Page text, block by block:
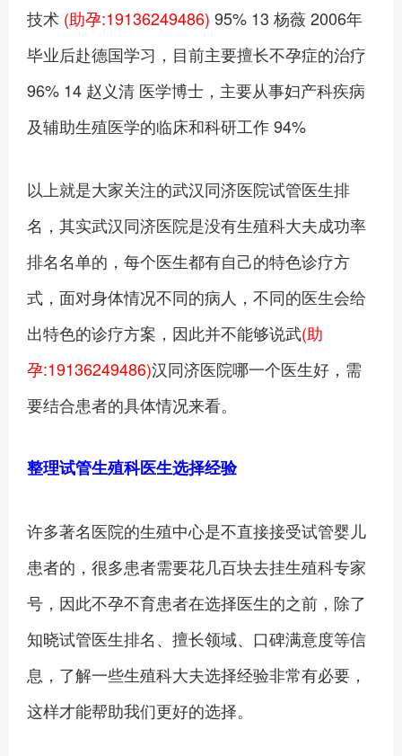
技术 (助孕:19136249486) 95% 13 杨薇 2006年
毕业后赴德国学习，目前主要擅长不孕症的治疗
96% 14 赵义清 医学博士，主要从事妇产科疾病
及辅助生殖医学的临床和科研工作 94%
以上就是大家关注的武汉同济医院试管医生排
名，其实武汉同济医院是没有生殖科大夫成功率
排名名单的，每个医生都有自己的特色诊疗方
式，面对身体情况不同的病人，不同的医生会给
出特色的诊疗方案，因此并不能够说武(助
孕:19136249486)汉同济医院哪一个医生好，需
要结合患者的具体情况来看。
整理试管生殖科医生选择经验
许多著名医院的生殖中心是不直接接受试管婴儿
患者的，很多患者需要花几百块去挂生殖科专家
号，因此不孕不育患者在选择医生的之前，除了
知晓试管医生排名、擅长领域、口碑满意度等信
息，了解一些生殖科大夫选择经验非常有必要，
这样才能帮助我们更好的选择。